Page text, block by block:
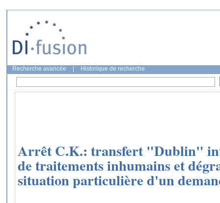
Recherche avancée Historique de recherche
Arrêt C.K.: transfert "Dublin"
de traitements inhumains et
situation particulière d'un